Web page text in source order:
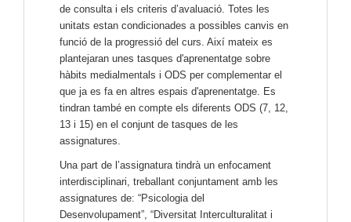
de consulta i els criteris d’avaluació. Totes les
unitats estan condicionades a possibles canvis en
funció de la progressió del curs. Així mateix es
plantejaran unes tasques d'aprenentatge sobre
hàbits medialmentals i ODS per complementar el
que ja es fa en altres espais d'aprenentatge. Es
tindran també en compte els diferents ODS (7, 12,
13 i 15) en el conjunt de tasques de les
assignatures.
Una part de l’assignatura tindrà un enfocament
interdisciplinari, treballant conjuntament amb les
assignatures de: “Psicologia del
Desenvolupament”, “Diversitat Interculturalitat i